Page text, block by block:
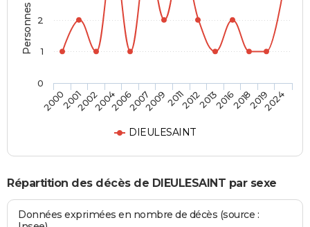
DIEULESAINT
20002001200220042006200720092011201220132016201820192024
0
1
2
Répartition des décès de DIEULESAINT par sexe
Données exprimées en nombre de décès (source :